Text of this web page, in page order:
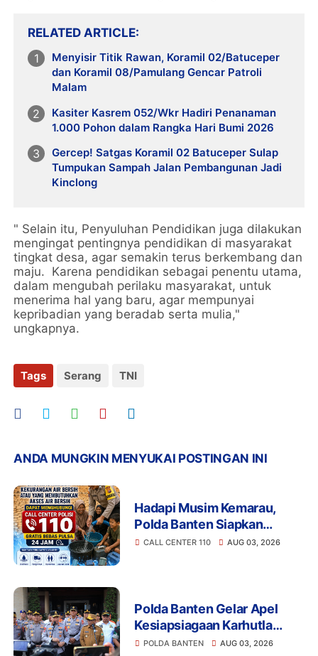
RELATED ARTICLE
Menyisir Titik Rawan, Koramil 02/Batuceper
dan Koramil 08/Pamulang Gencar Patroli
Malam
Kasiter Kasrem 052/Wkr Hadiri Penanaman
1.000 Pohon dalam Rangka Hari Bumi 2026
Gercep! Satgas Koramil 02 Batuceper Sulap
Tumpukan Sampah Jalan Pembangunan Jadi
Kinclong
" Selain itu, Penyuluhan Pendidikan juga dilakukan
mengingat pentingnya pendidikan di masyarakat
tingkat desa, agar semakin terus berkembang dan
maju. Karena pendidikan sebagai penentu utama,
dalam mengubah perilaku masyarakat, untuk
menerima hal yang baru, agar mempunyai
kepribadian yang beradab serta mulia,"
ungkapnya.
Tags Serang TNI
ANDA MUNGKIN MENYUKAI POSTINGAN INI
Hadapi Musim Kemarau,
Polda Banten Siapkan
Layanan Bantuan Air Bersih
CALL CENTER 110 AUG 03, 2026
Polda Banten Gelar Apel
Kesiapsiagaan Karhutla
2026, Perkuat Sinergi
POLDA BANTEN AUG 03, 2026